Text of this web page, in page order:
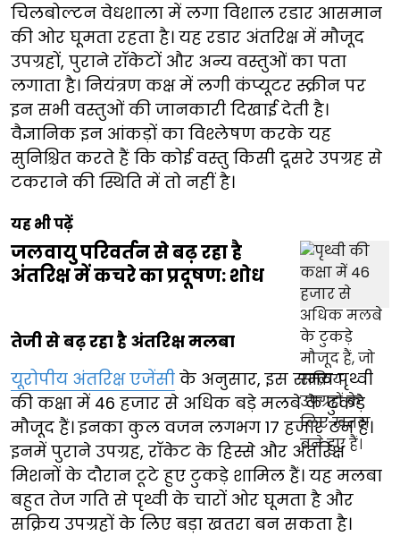
चिलबोल्टन वेधशाला में लगा विशाल रडार आसमान
की ओर घूमता रहता है। यह रडार अंतरिक्ष में मौजूद
उपग्रहों, पुराने रॉकेटों और अन्य वस्तुओं का पता
लगाता है। नियंत्रण कक्ष में लगी कंप्यूटर स्क्रीन पर
इन सभी वस्तुओं की जानकारी दिखाई देती है।
वैज्ञानिक इन आंकड़ों का विश्लेषण करके यह
सुनिश्चित करते हैं कि कोई वस्तु किसी दूसरे उपग्रह से
टकराने की स्थिति में तो नहीं है।
यह भी पढ़ें
जलवायु परिवर्तन से बढ़ रहा है
अंतरिक्ष में कचरे का प्रदूषण: शोध
तेजी से बढ़ रहा है अंतरिक्ष मलबा
यूरोपीय अंतरिक्ष एजेंसी के अनुसार, इस समय पृथ्वी
की कक्षा में 46 हजार से अधिक बड़े मलबे के टुकड़े
मौजूद हैं। इनका कुल वजन लगभग 17 हजार टन है।
इनमें पुराने उपग्रह, रॉकेट के हिस्से और अंतरिक्ष
मिशनों के दौरान टूटे हुए टुकड़े शामिल हैं। यह मलबा
बहुत तेज गति से पृथ्वी के चारों ओर घूमता है और
सक्रिय उपग्रहों के लिए बड़ा खतरा बन सकता है।